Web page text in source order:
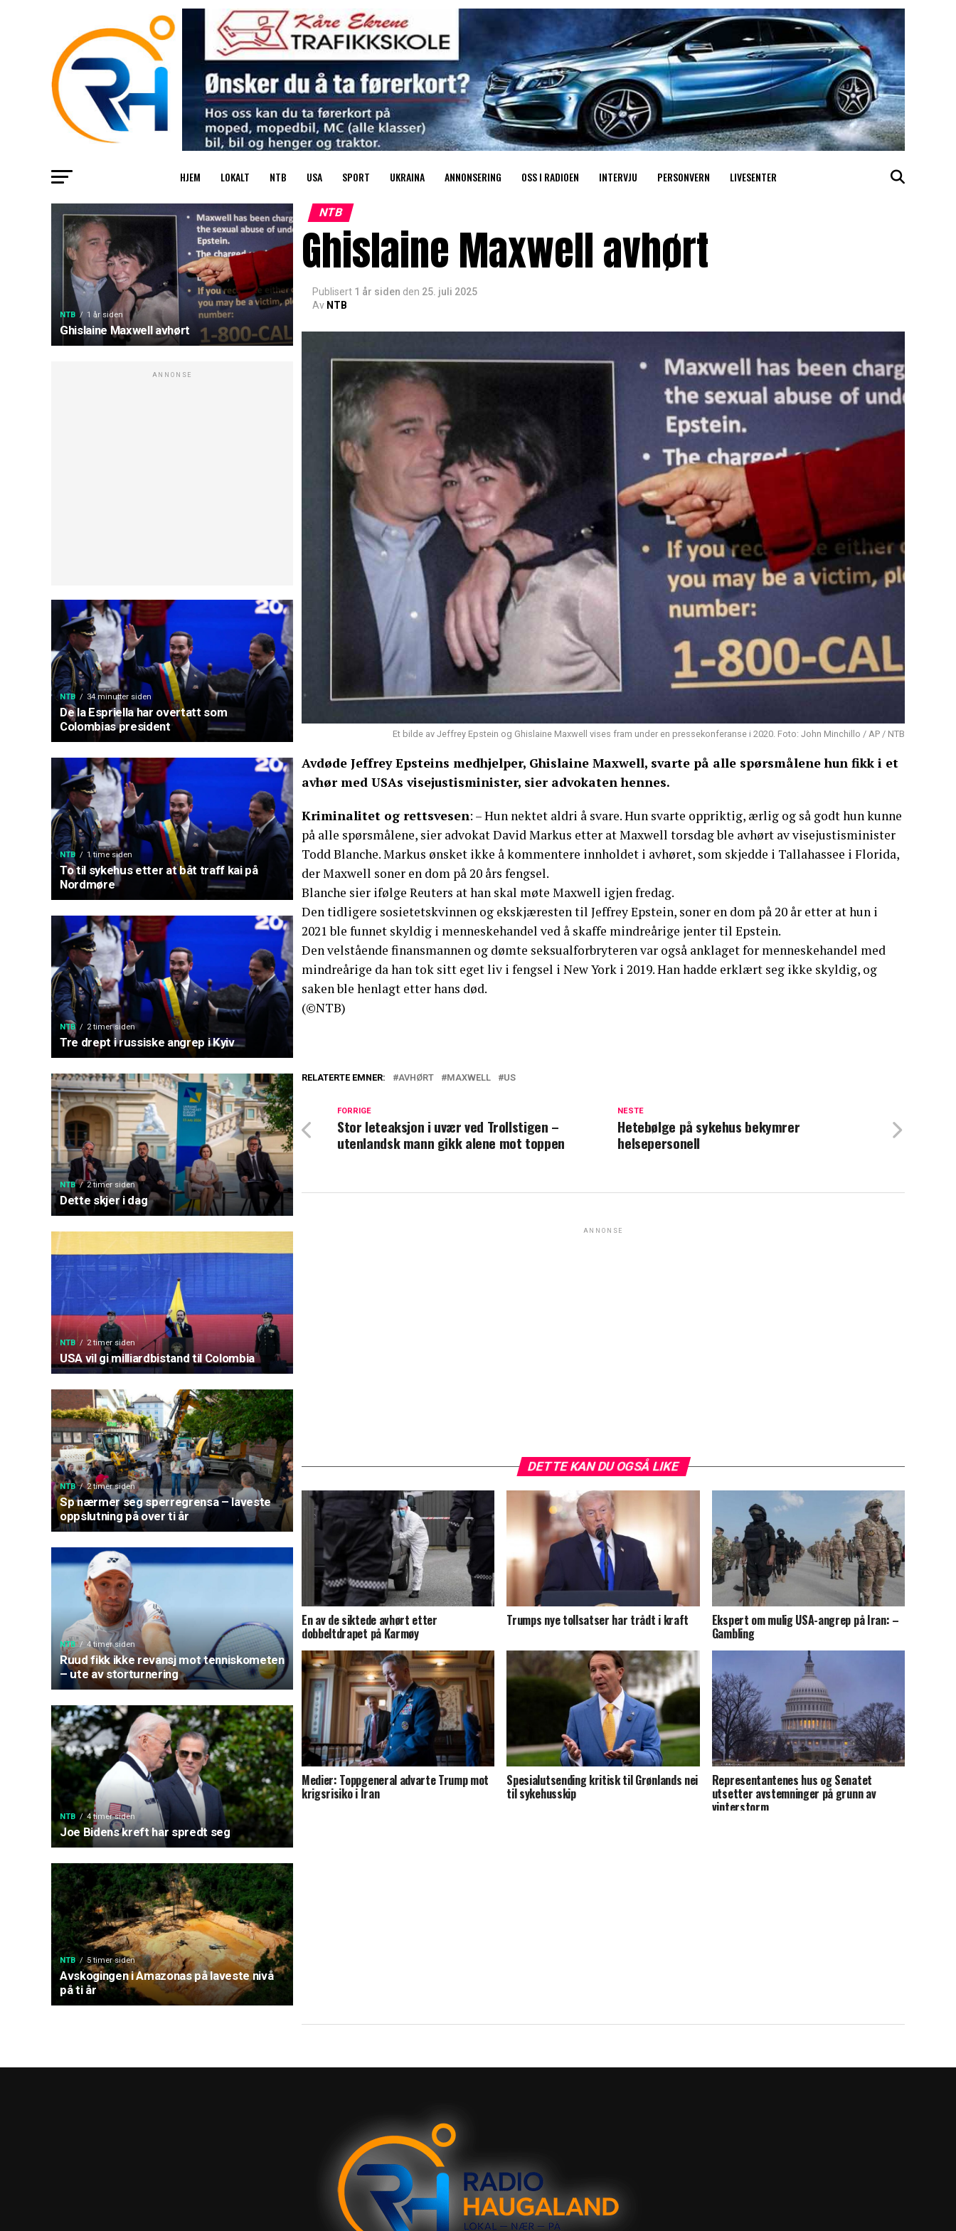
HJEM LOKALT NTB USA SPORT UKRAINA ANNONSERING OSS I RADIOEN INTERVJU PERSONVERN LIVESENTER
NTB 1 år siden
Ghislaine Maxwell avhørt
ANNONSE
NTB 34 minutter siden
De la Espriella har overtatt som
Colombias president
NTB 1 time siden
To til sykehus etter at båt traff kai på
Nordmøre
NTB 2 timer siden
Tre drept i russiske angrep i Kyiv
NTB 2 timer siden
Dette skjer i dag
NTB 2 timer siden
USA vil gi milliardbistand til Colombia
NTB 2 timer siden
Sp nærmer seg sperregrensa – laveste
oppslutning på over ti år
NTB 4 timer siden
Ruud fikk ikke revansj mot tenniskometen
– ute av storturnering
NTB 4 timer siden
Joe Bidens kreft har spredt seg
NTB 5 timer siden
Avskogingen i Amazonas på laveste nivå
på ti år
NTB
Ghislaine Maxwell avhørt
Publisert 1 år siden den 25. juli 2025
Av NTB
Et bilde av Jeffrey Epstein og Ghislaine Maxwell vises fram under en pressekonferanse i 2020. Foto: John Minchillo / AP / NTB
Avdøde Jeffrey Epsteins medhjelper, Ghislaine Maxwell, svarte på alle spørsmålene hun fikk i et
avhør med USAs visejustisminister, sier advokaten hennes.
Kriminalitet og rettsvesen: – Hun nektet aldri å svare. Hun svarte oppriktig, ærlig og så godt hun kunne
på alle spørsmålene, sier advokat David Markus etter at Maxwell torsdag ble avhørt av visejustisminister
Todd Blanche. Markus ønsket ikke å kommentere innholdet i avhøret, som skjedde i Tallahassee i Florida,
der Maxwell soner en dom på 20 års fengsel.
Blanche sier ifølge Reuters at han skal møte Maxwell igjen fredag.
Den tidligere sosietetskvinnen og ekskjæresten til Jeffrey Epstein, soner en dom på 20 år etter at hun i
2021 ble funnet skyldig i menneskehandel ved å skaffe mindreårige jenter til Epstein.
Den velstående finansmannen og dømte seksualforbryteren var også anklaget for menneskehandel med
mindreårige da han tok sitt eget liv i fengsel i New York i 2019. Han hadde erklært seg ikke skyldig, og
saken ble henlagt etter hans død.
(©NTB)
RELATERTE EMNER: AVHØRT MAXWELL US
NESTE
Hetebølge på sykehus bekymrer
helsepersonell
FORRIGE
Stor leteaksjon i uvær ved Trollstigen –
utenlandsk mann gikk alene mot toppen
ANNONSE
DETTE KAN DU OGSÅ LIKE
En av de siktede avhørt etter
dobbeltdrapet på Karmøy
Trumps nye tollsatser har trådt i kraft Ekspert om mulig USA-angrep på Iran: –
Gambling
Medier: Toppgeneral advarte Trump mot
krigsrisiko i Iran
Spesialutsending kritisk til Grønlands nei
til sykehusskip
Representantenes hus og Senatet
utsetter avstemninger på grunn av
vinterstorm